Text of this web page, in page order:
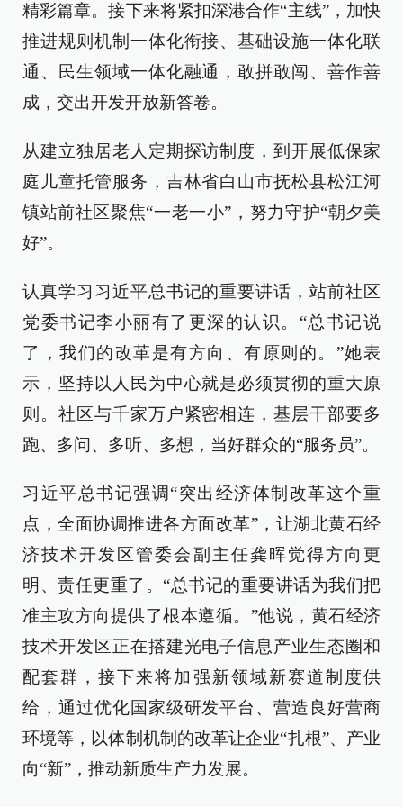
精彩篇章。接下来将紧扣深港合作“主线”，加快
推进规则机制一体化衔接、基础设施一体化联
通、民生领域一体化融通，敢拼敢闯、善作善
成，交出开发开放新答卷。
从建立独居老人定期探访制度，到开展低保家
庭儿童托管服务，吉林省白山市抚松县松江河
镇站前社区聚焦“一老一小”，努力守护“朝夕美
好”。
认真学习习近平总书记的重要讲话，站前社区
党委书记李小丽有了更深的认识。“总书记说
了，我们的改革是有方向、有原则的。”她表
示，坚持以人民为中心就是必须贯彻的重大原
则。社区与千家万户紧密相连，基层干部要多
跑、多问、多听、多想，当好群众的“服务员”。
习近平总书记强调“突出经济体制改革这个重
点，全面协调推进各方面改革”，让湖北黄石经
济技术开发区管委会副主任龚晖觉得方向更
明、责任更重了。“总书记的重要讲话为我们把
准主攻方向提供了根本遵循。”他说，黄石经济
技术开发区正在搭建光电子信息产业生态圈和
配套群，接下来将加强新领域新赛道制度供
给，通过优化国家级研发平台、营造良好营商
环境等，以体制机制的改革让企业“扎根”、产业
向“新”，推动新质生产力发展。